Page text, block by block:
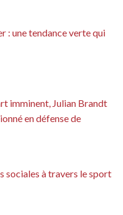
: une tendance verte qui
imminent, Julian Brandt
en défense de
sociales à travers le sport